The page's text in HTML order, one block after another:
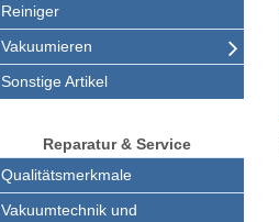
Reiniger
Vakuumieren
Sonstige Artikel
Reparatur & Service
Qualitätsmerkmale
Vakuumtechnik und